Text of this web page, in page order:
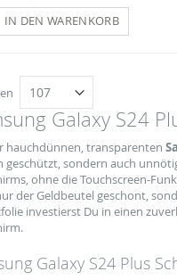
IN DEN WARENKORB
Galaxy S24
hauchdünnen, transparenten
geschützt, sondern auch
ohne die Touchscreen-
der Geldbeutel geschont,
investierst Du in einen
Galaxy S24 Plus